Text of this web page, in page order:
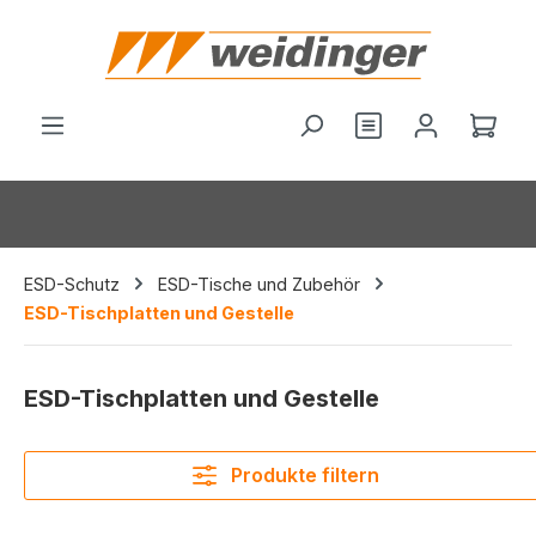
springen
Du hast 0
ESD-Schutz
ESD-Tische und Zubehör
ESD-Tischplatten und Gestelle
ESD-Tischplatten und Gestelle
Produkte filtern